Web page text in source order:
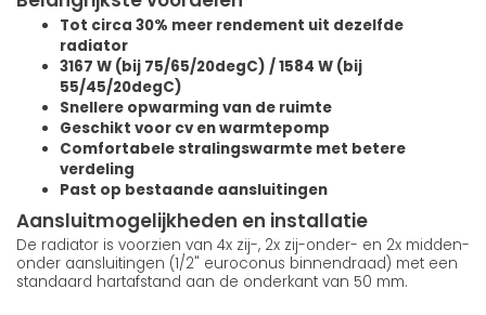
Tot circa 30% meer rendement uit dezelfde
radiator
3167 W (bij 75/65/20degC) / 1584 W (bij
55/45/20degC)
Snellere opwarming van de ruimte
Geschikt voor cv en warmtepomp
Comfortabele stralingswarmte met betere
verdeling
Past op bestaande aansluitingen
Aansluitmogelijkheden en installatie
De radiator is voorzien van 4x zij-, 2x zij-onder- en 2x midden-
onder aansluitingen (1/2" euroconus binnendraad) met een
standaard hartafstand aan de onderkant van 50 mm.